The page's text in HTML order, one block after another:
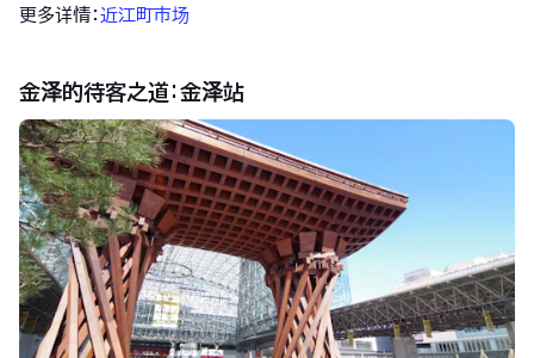
更多详情: 近江町市场
金泽的待客之道:金泽站